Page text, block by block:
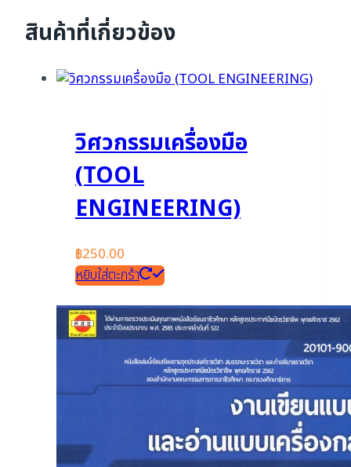
สินค้าที่เกี่ยวข้อง
วิศวกรรมเครื่องมือ
(TOOL
ENGINEERING)
฿250.00
หยิบใส่ตะกร้า